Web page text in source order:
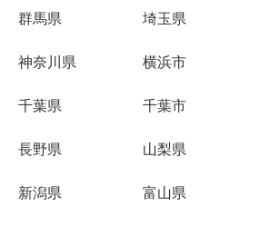
群馬県 埼玉県
神奈川県 横浜市
千葉県 千葉市
長野県 山梨県
新潟県 富山県